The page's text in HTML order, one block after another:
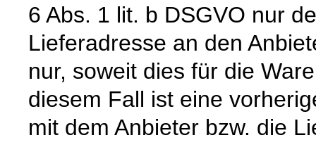
6 Abs. 1 lit. b DSGVO nur
Lieferadresse an den
nur, soweit dies für die
diesem Fall ist eine
mit dem Anbieter bzw. die